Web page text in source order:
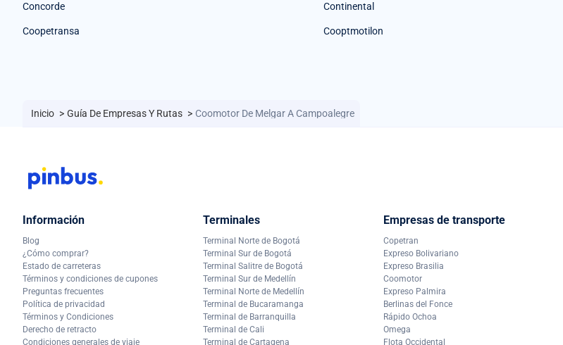
Concorde Continental
Coopetransa Cooptmotilon
Inicio > Guía De Empresas Y Rutas > Coomotor De Melgar A Campoalegre
Información
Blog
¿Cómo comprar?
Estado de carreteras
Términos y condiciones de cupones
Preguntas frecuentes
Política de privacidad
Términos y Condiciones
Derecho de retracto
Condiciones generales de viaje
Terminales
Terminal Norte de Bogotá
Terminal Sur de Bogotá
Terminal Salitre de Bogotá
Terminal Sur de Medellín
Terminal Norte de Medellín
Terminal de Bucaramanga
Terminal de Barranquilla
Terminal de Cali
Terminal de Cartagena
Empresas de transporte
Copetran
Expreso Bolivariano
Expreso Brasilia
Coomotor
Expreso Palmira
Berlinas del Fonce
Rápido Ochoa
Omega
Flota Occidental